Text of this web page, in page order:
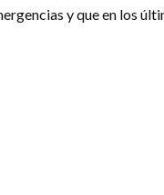
y que en los